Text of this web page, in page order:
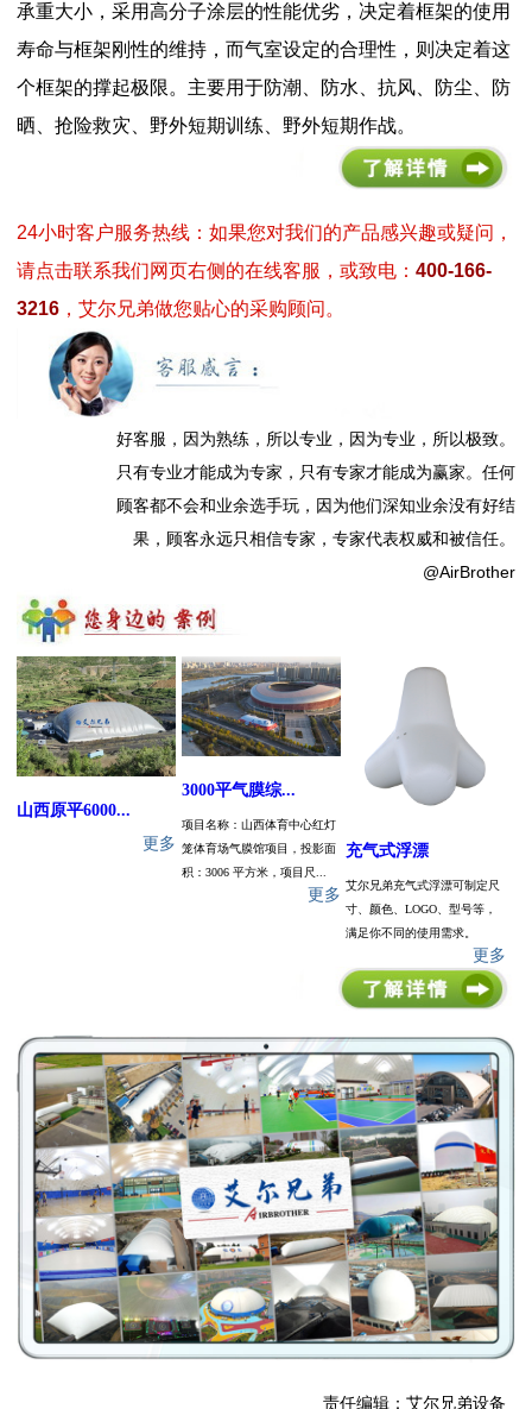
承重大小，采用高分子涂层的性能优劣，决定着框架的使用
寿命与框架刚性的维持，而气室设定的合理性，则决定着这
个框架的撑起极限。主要用于防潮、防水、抗风、防尘、防
晒、抢险救灾、野外短期训练、野外短期作战。
24小时客户服务热线：如果您对我们的产品感兴趣或疑问，
请点击联系我们网页右侧的在线客服，或致电： 400-166-
3216 ，艾尔兄弟做您贴心的采购顾问。
好客服，因为熟练，所以专业，因为专业，所以极致。
只有专业才能成为专家，只有专家才能成为赢家。任何
顾客都不会和业余选手玩，因为他们深知业余没有好结
果，顾客永远只相信专家，专家代表权威和被信任。
@AirBrother
山西原平6000...
更多
3000平气膜综...
项目名称：山西体育中心红灯
笼体育场气膜馆项目，投影面
积：3006 平方米，项目尺...
更多
充气式浮漂
艾尔兄弟充气式浮漂可制定尺
寸、颜色、LOGO、型号等，
满足你不同的使用需求。
更多
责任编辑：艾尔兄弟设备